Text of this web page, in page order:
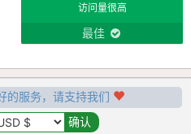
访问量很高
最佳
的服务，请支持我们